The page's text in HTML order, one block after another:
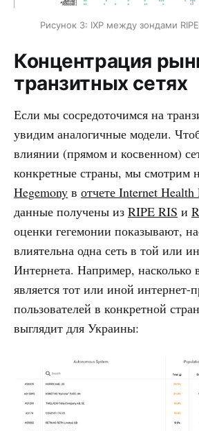
Рисунок 3: IXP между зондами
Концентрация
транзитных сетях
Если мы сосредоточимся на
увидим аналогичные модели.
влиянии (прямом и косвенном)
конкретные страны, мы смотрим
Hegemony в отчете Internet Health
данные получены из RIPE RIS и
оценки гегемонии показывают,
влиятельна одна сеть в той или
Интернета. Например, насколько
является тот или иной интернет-
пользователей в конкретной
выглядит для Украины: